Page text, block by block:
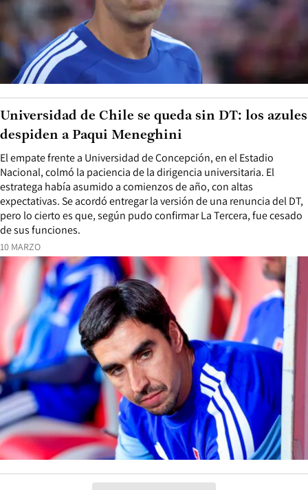
10 MARZO
El empate frente a Universidad de Concepción, en el Estadio
Nacional, colmó la paciencia de la dirigencia universitaria. El
estratega había asumido a comienzos de año, con altas
expectativas. Se acordó entregar la versión de una renuncia del DT,
pero lo cierto es que, según pudo confirmar La Tercera, fue cesado
de sus funciones.
Universidad de Chile se queda sin DT: los azules
despiden a Paqui Meneghini